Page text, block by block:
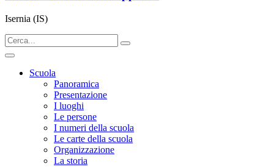
Isernia (IS)
Scuola
Panoramica
Presentazione
I luoghi
Le persone
I numeri della scuola
Le carte della scuola
Organizzazione
La storia